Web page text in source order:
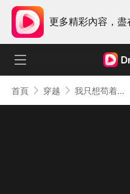
更多精彩內容，盡
首頁 穿越 我只想苟着，系統偏讓我裝